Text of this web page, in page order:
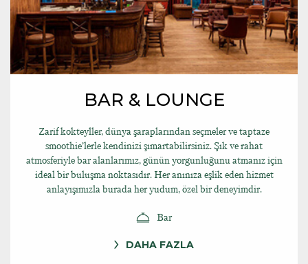
BAR & LOUNGE
Zarif kokteyller, dünya şaraplarından seçmeler ve taptaze
smoothie’lerle kendinizi şımartabilirsiniz. Şık ve rahat
atmosferiyle bar alanlarımız, günün yorgunluğunu atmanız için
ideal bir buluşma noktasıdır. Her anınıza eşlik eden hizmet
anlayışımızla burada her yudum, özel bir deneyimdir.
Bar
DAHA FAZLA